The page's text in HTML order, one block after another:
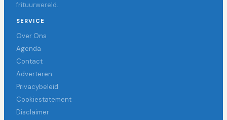
frituurwereld.
SERVICE
Over Ons
Agenda
Contact
Adverteren
Privacybeleid
Cookiestatement
Disclaimer